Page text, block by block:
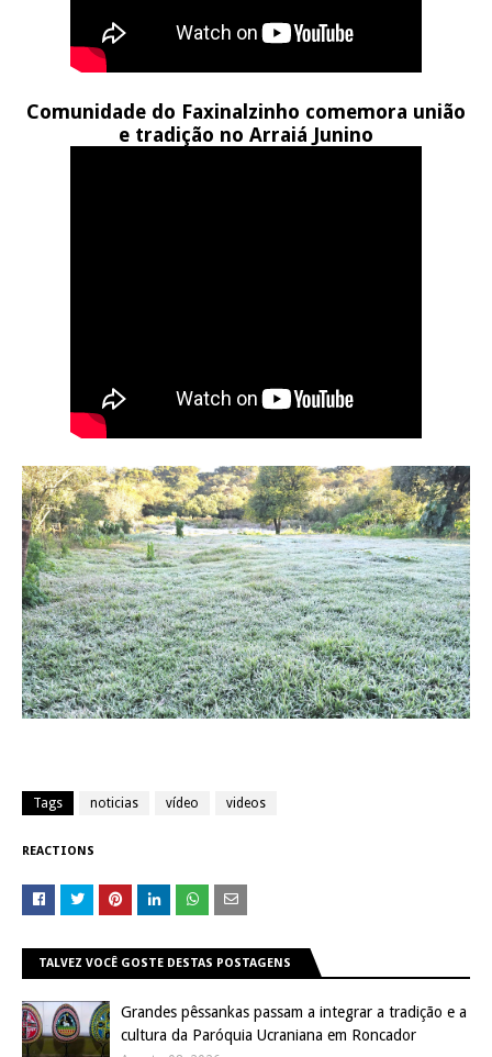
Comunidade do Faxinalzinho comemora união
e tradição no Arraiá Junino
Tags noticias vídeo videos
REACTIONS
TALVEZ VOCÊ GOSTE DESTAS POSTAGENS
Grandes pêssankas passam a integrar a tradição e a
cultura da Paróquia Ucraniana em Roncador